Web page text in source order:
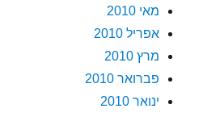
מאי 2010
אפריל 2010
מרץ 2010
פברואר 2010
ינואר 2010